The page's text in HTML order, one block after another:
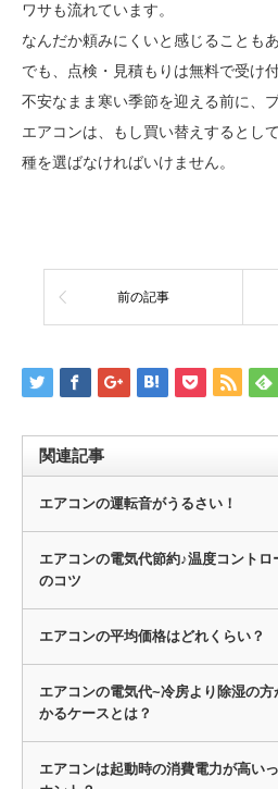
ワサも流れています。
なんだか頼みにくいと感じることも
でも、点検・見積もりは無料で受け
不安なまま寒い季節を迎える前に、
エアコンは、もし買い替えするとし
種を選ばなければいけません。
前の記事
関連記事
エアコンの運転音がうるさい！
エアコンの電気代節約♪温度コントロ
のコツ
エアコンの平均価格はどれくらい？
エアコンの電気代~冷房より除湿の方
かるケースとは？
エアコンは起動時の消費電力が高い